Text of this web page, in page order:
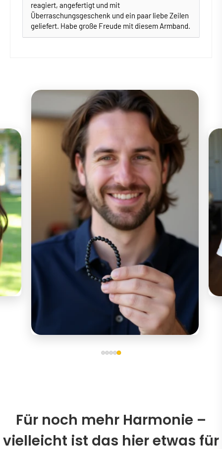
reagiert, angefertigt und mit
Überraschungsgeschenk und ein paar liebe Zeilen
geliefert. Habe große Freude mit diesem Armband.
Für noch mehr Harmonie –
vielleicht ist das hier etwas für